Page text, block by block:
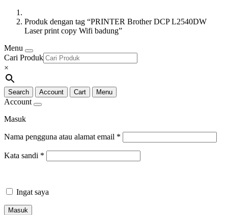
Produk dengan tag “PRINTER Brother DCP L2540DW
Laser print copy Wifi badung”
Menu
Cari Produk
×
Search Account Cart Menu
Account
Masuk
Nama pengguna atau alamat email *
Kata sandi *
Ingat saya
Masuk